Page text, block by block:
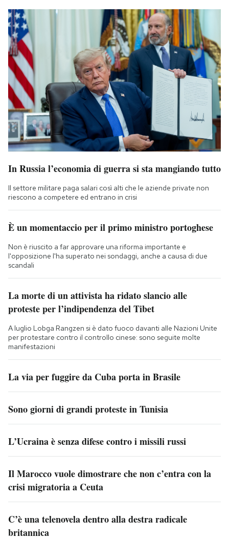
In Russia l’economia di guerra si sta mangiando tutto
Il settore militare paga salari così alti che le aziende private non
riescono a competere ed entrano in crisi
È un momentaccio per il primo ministro portoghese
Non è riuscito a far approvare una riforma importante e
l'opposizione l'ha superato nei sondaggi, anche a causa di due
scandali
La morte di un attivista ha ridato slancio alle
proteste per l’indipendenza del Tibet
A luglio Lobga Rangzen si è dato fuoco davanti alle Nazioni Unite
per protestare contro il controllo cinese: sono seguite molte
manifestazioni
La via per fuggire da Cuba porta in Brasile
Sono giorni di grandi proteste in Tunisia
L’Ucraina è senza difese contro i missili russi
Il Marocco vuole dimostrare che non c’entra con la
crisi migratoria a Ceuta
C’è una telenovela dentro alla destra radicale
britannica